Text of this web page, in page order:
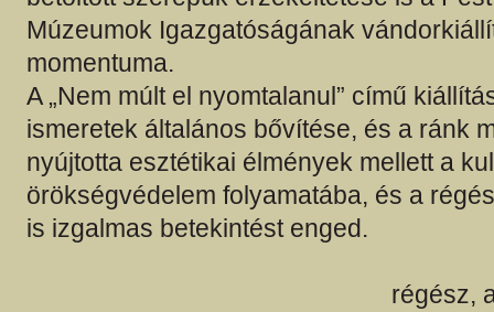
Múzeumok Igazgatóságának
momentuma.
A „Nem múlt el nyomtalanul” című
ismeretek általános bővítése, és a ránk
nyújtotta esztétikai élmények mellett a
örökségvédelem folyamatába, és a
is izgalmas betekintést enged.
régész,